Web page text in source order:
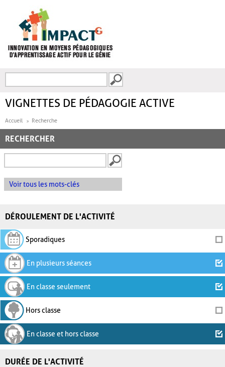
FORMULAIRE DE
VIGNETTES DE PÉDAGOGIE ACTIVE
Accueil Recherche
RECHERCHER
Voir tous les mots-clés
DÉROULEMENT DE L'ACTIVITÉ
Sporadiques
En plusieurs séances
En classe seulement
Hors classe
En classe et hors classe
DURÉE DE L'ACTIVITÉ